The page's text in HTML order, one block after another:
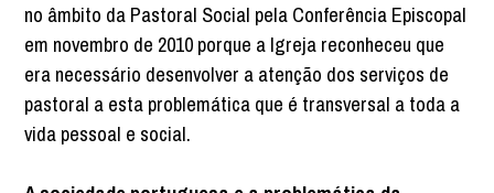
no âmbito da Pastoral Social pela Conferência Episcopal
em novembro de 2010 porque a Igreja reconheceu que
era necessário desenvolver a atenção dos serviços de
pastoral a esta problemática que é transversal a toda a
vida pessoal e social.